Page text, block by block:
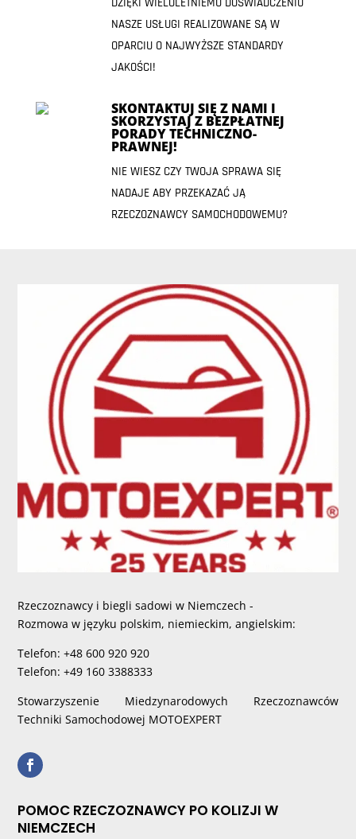
DZIĘKI WIELOLETNIEMU DOŚWIADCZENIU
NASZE USŁUGI REALIZOWANE SĄ W
OPARCIU O NAJWYŻSZE STANDARDY
JAKOŚCI!
SKONTAKTUJ SIĘ Z NAMI I
SKORZYSTAJ Z BEZPŁATNEJ
PORADY TECHNICZNO-
PRAWNEJ!
NIE WIESZ CZY TWOJA SPRAWA SIĘ
NADAJE ABY PRZEKAZAĆ JĄ
RZECZOZNAWCY SAMOCHODOWEMU?
Rzeczoznawcy i biegli sadowi w Niemczech -
Rozmowa w języku polskim, niemieckim, angielskim:
Telefon: +48 600 920 920
Telefon: +49 160 3388333
Stowarzyszenie Miedzynarodowych Rzeczoznawców
Techniki Samochodowej MOTOEXPERT
POMOC RZECZOZNAWCY PO KOLIZJI W
NIEMCZECH